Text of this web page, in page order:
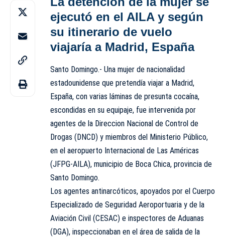
ejecutó en el AILA y según
su itinerario de vuelo
viajaría a Madrid, España
Santo Domingo.- Una mujer de nacionalidad
estadounidense que pretendía viajar a Madrid,
España, con varias láminas de presunta cocaína,
escondidas en su equipaje, fue intervenida por
agentes de la Direccion Nacional de Control de
Drogas (DNCD) y miembros del Ministerio Público,
en el aeropuerto Internacional de Las Américas
(JFPG-AILA), municipio de Boca Chica, provincia de
Santo Domingo.
Los agentes antinarcóticos, apoyados por el Cuerpo
Especializado de Seguridad Aeroportuaria y de la
Aviación Civil (CESAC) e inspectores de Aduanas
(DGA), inspeccionaban en el área de salida de la